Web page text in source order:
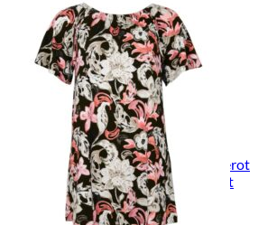
Naisten paidat
Naisten colleget
Paidat, tunikat ja jakut
Trikoopaidat
Naisten puserot
Tunikat
Jakut ja liivit
Naisten neuleet
Naisten neuletakit
Naisten neulepuserot
Naisten mekot ja hameet
Mekot
Hameet